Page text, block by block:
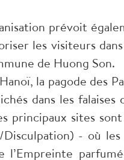
prévoit
les visiteurs
de Huong Son.
la pagode des
dans les
principaux sites
- où